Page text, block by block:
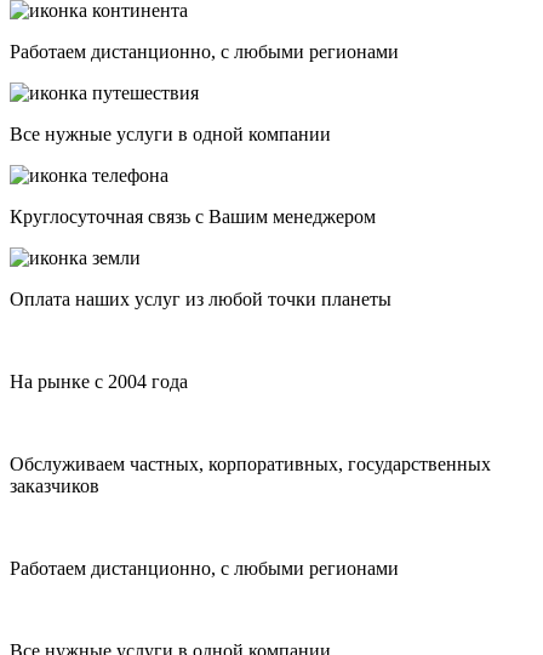
Работаем дистанционно, с любыми регионами
Все нужные услуги в одной компании
Круглосуточная связь с Вашим менеджером
Оплата наших услуг из любой точки планеты
На рынке с 2004 года
Обслуживаем частных, корпоративных, государственных
заказчиков
Работаем дистанционно, с любыми регионами